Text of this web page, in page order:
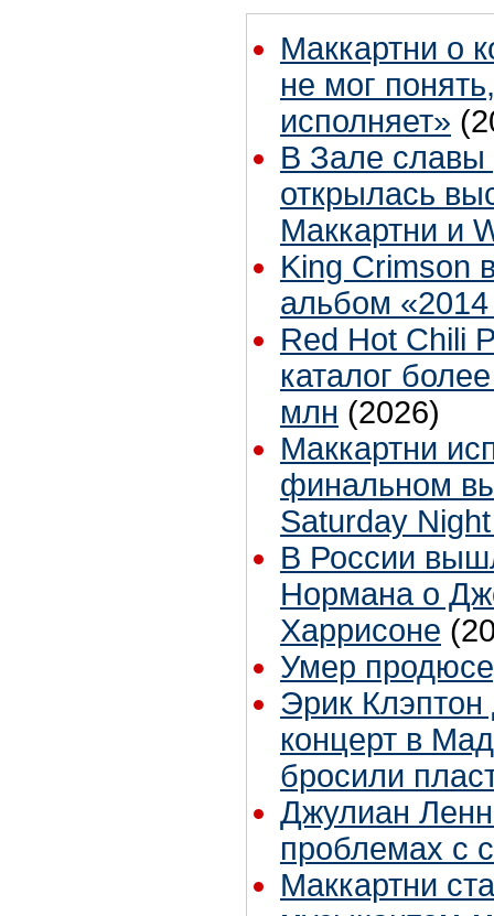
Маккартни о
не мог
исполняет»
В Зале славы
открылась
Маккартни и
King Crimson
альбом
Red Hot Chili
каталог
млн (2026)
Маккартни
финальном
Saturday
В России
Нормана о
Харрисоне
Умер
Эрик
концерт в
бросили
Джулиан
проблемах с
Маккартни